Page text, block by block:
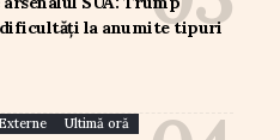
dificultăți la anumite tipuri
Externe Ultimă oră